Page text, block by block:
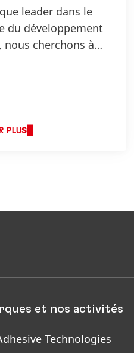
leader dans le
du développement
nous cherchons à
et en accroissant
PLUS
et nos activités
Technologies